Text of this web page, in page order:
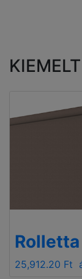
Rolletta
25,912.20 Ft